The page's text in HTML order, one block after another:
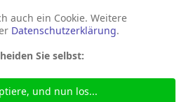
auch ein Cookie. Weitere
Datenschutzerklärung.
Sie selbst:
und nun los...